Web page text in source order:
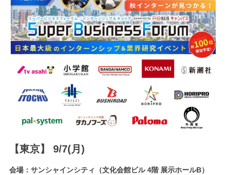
【東京】 9/7(月)
会場：サンシャインシティ（文化会館ビル 4階 展示ホールB）